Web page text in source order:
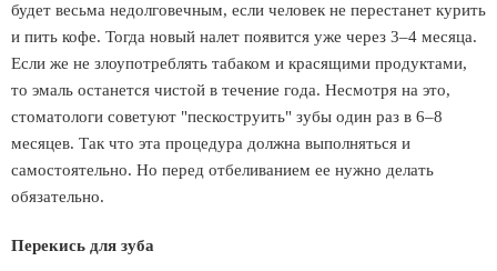
будет весьма недолговечным, если человек не перестанет курить
и пить кофе. Тогда новый налет появится уже через 3–4 месяца.
Если же не злоупотреблять табаком и красящими продуктами,
то эмаль останется чистой в течение года. Несмотря на это,
стоматологи советуют "пескоструить" зубы один раз в 6–8
месяцев. Так что эта процедура должна выполняться и
самостоятельно. Но перед отбеливанием ее нужно делать
обязательно.
Перекись для зуба